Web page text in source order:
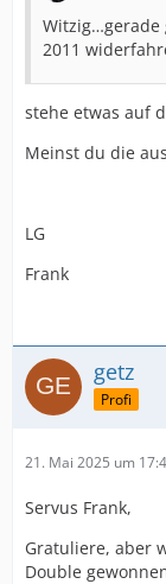
Witzig…gerade
2011
stehe etwas auf
Meinst du die
LG
Frank
getz
Profi
21. Mai 2025 um
Servus Frank,
Gratuliere, aber
Double